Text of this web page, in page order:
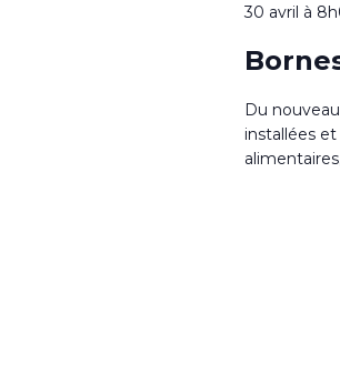
30 avril à
Du
installées